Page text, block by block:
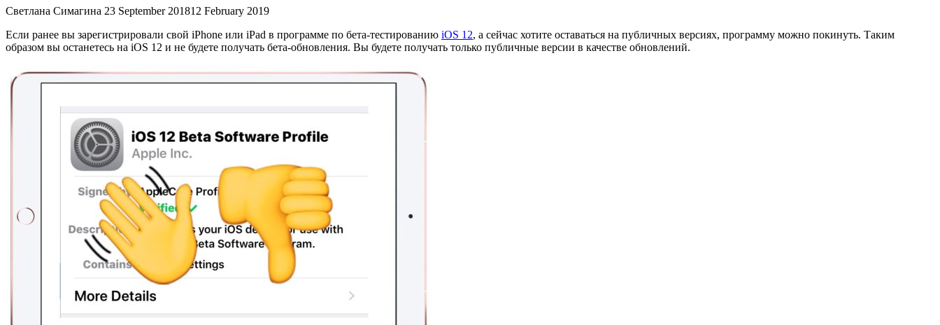
Светлана Симагина 23 September 201812 February 2019
Если ранее вы зарегистрировали свой iPhone или iPad в программе по бета-тестированию iOS 12, а сейчас хотите оставаться на публичных версиях, программу можно покинуть. Таким
образом вы останетесь на iOS 12 и не будете получать бета-обновления. Вы будете получать только публичные версии в качестве обновлений.